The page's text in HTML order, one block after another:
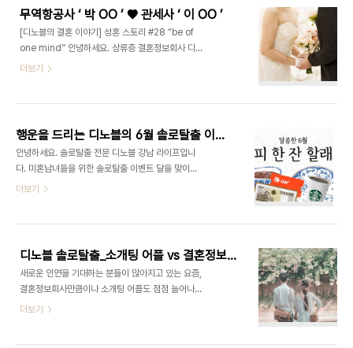
튜버 다람 테이블이 운영하는 곳으로 인스타 감성을
한껏 느낄 수 있는 핫플레이스입니다. 게다가 식단 관
리 중이거나 건강을 신경 쓰는 분들도 맛있는 디저트
를 즐길 수 있도록 모든 메뉴를 쌀로 만든 글루텐 프
리로 준비하고 있어 계절에 맞는 신선한 재료와 함께
소개팅 장소로 추천합니다. 서정적살롱 석촌호수를
적살롱은..
무역항공사 ‘ 박 OO ’ ♥ 관세사 ‘ 이 OO ’
[디노블의 결혼 이야기] 성혼 스토리 #28 “be of
one mind” 안녕하세요. 상류층 결혼정보회사 디노
블입니다. 디노블에서 만나 성혼을 이루시게 된 회원
그리고 관세사 '이 OO'양입니다. [ 무역항공사 박
OO ♥ 관세사 이 OO ] 요즘 인기 있는 직업으로 떠
오르고 있는 무역은 관련 사항 및 통관을 대행해주는
역할을 하는데요. 이와 관련한 많은 직업들 중에서 저
는 관세사라는 매력적인 직업을 선택하게 되었어요.
실무를 직접 경험해본 사람이라면 이 직업에 대한 매
더보기
행운을 드리는 디노블의 6월 솔로탈출 이벤트와 연극 초대 소식 ♥
안녕하세요. 솔로탈출 전문 디노블 강남 라이프입니
다. 미혼남녀들을 위한 솔로탈출 이벤트 달을 맞이해
달콤한 6월을 보낼 수 있도록 새로운 사랑을 찾아 드
한 사랑, 넘치는 행복을 드립니다. 베테랑 커플매니저
의 전문적인 맞춤 서비스를 제공 받아 나만의 이상형
을 만나 결혼까지 성공할 수 있는 기회를 잡아보시는
건 어떠세요? 디노블은 17년 동안의 성혼주의 회사
로써 많은 회원 수를 보유하고 있는 만큼 인지도와 만
형 케어뿐만 아니라 또한 전국적으로 다양한 지사망
더보기
디노블 솔로탈출_소개팅 어플 vs 결혼정보회사 비교
새로운 인연을 기대하는 분들이 많아지고 있는 요즘,
결혼정보회사만큼이나 소개팅 어플도 점점 늘어나고
있는 추세인데요. 오늘은 소개팅 어플과 결혼정보회
더보기